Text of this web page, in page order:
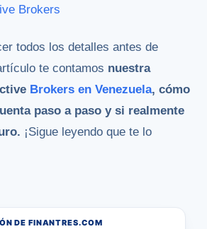
Brokers
todos los detalles antes de
te contamos nuestra
Brokers en Venezuela, cómo
paso a paso y si realmente
¡Sigue leyendo que te lo
DE FINANTRES.COM